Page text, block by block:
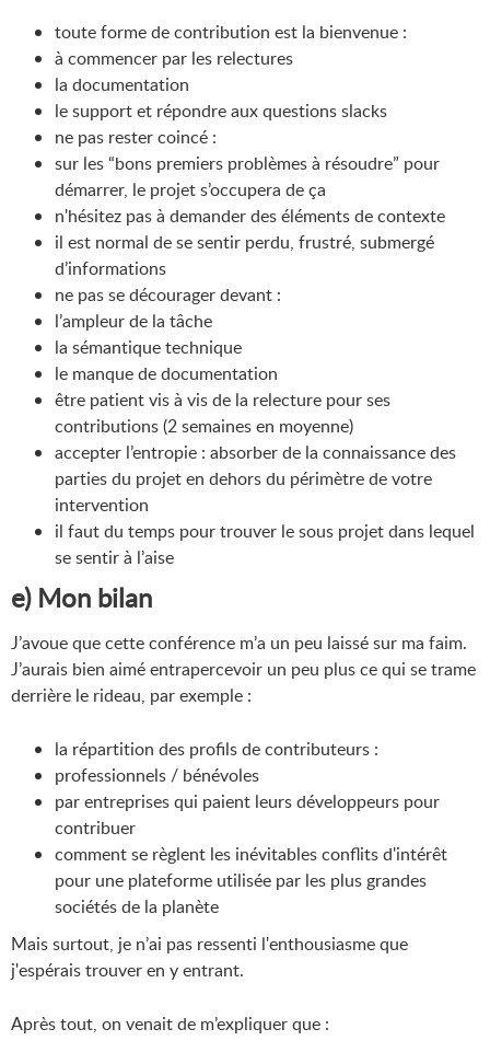
toute forme de contribution est la bienvenue :
à commencer par les relectures
la documentation
le support et répondre aux questions slacks
ne pas rester coincé :
sur les “bons premiers problèmes à résoudre” pour
démarrer, le projet s’occupera de ça
n'hésitez pas à demander des éléments de contexte
il est normal de se sentir perdu, frustré, submergé
d’informations
ne pas se décourager devant :
l’ampleur de la tâche
la sémantique technique
le manque de documentation
être patient vis à vis de la relecture pour ses
contributions (2 semaines en moyenne)
accepter l’entropie : absorber de la connaissance des
parties du projet en dehors du périmètre de votre
intervention
il faut du temps pour trouver le sous projet dans lequel
se sentir à l’aise
e) Mon bilan
J’avoue que cette conférence m’a un peu laissé sur ma faim.
J’aurais bien aimé entrapercevoir un peu plus ce qui se trame
derrière le rideau, par exemple :
la répartition des profils de contributeurs :
professionnels / bénévoles
par entreprises qui paient leurs développeurs pour
contribuer
comment se règlent les inévitables conflits d'intérêt
pour une plateforme utilisée par les plus grandes
sociétés de la planète
Mais surtout, je n’ai pas ressenti l'enthousiasme que
j'espérais trouver en y entrant.
Après tout, on venait de m’expliquer que :